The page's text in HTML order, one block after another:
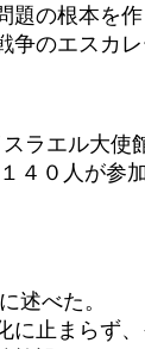
の根本を作
。戦争の
ラエル大
４０人が
述べた。
止まらず